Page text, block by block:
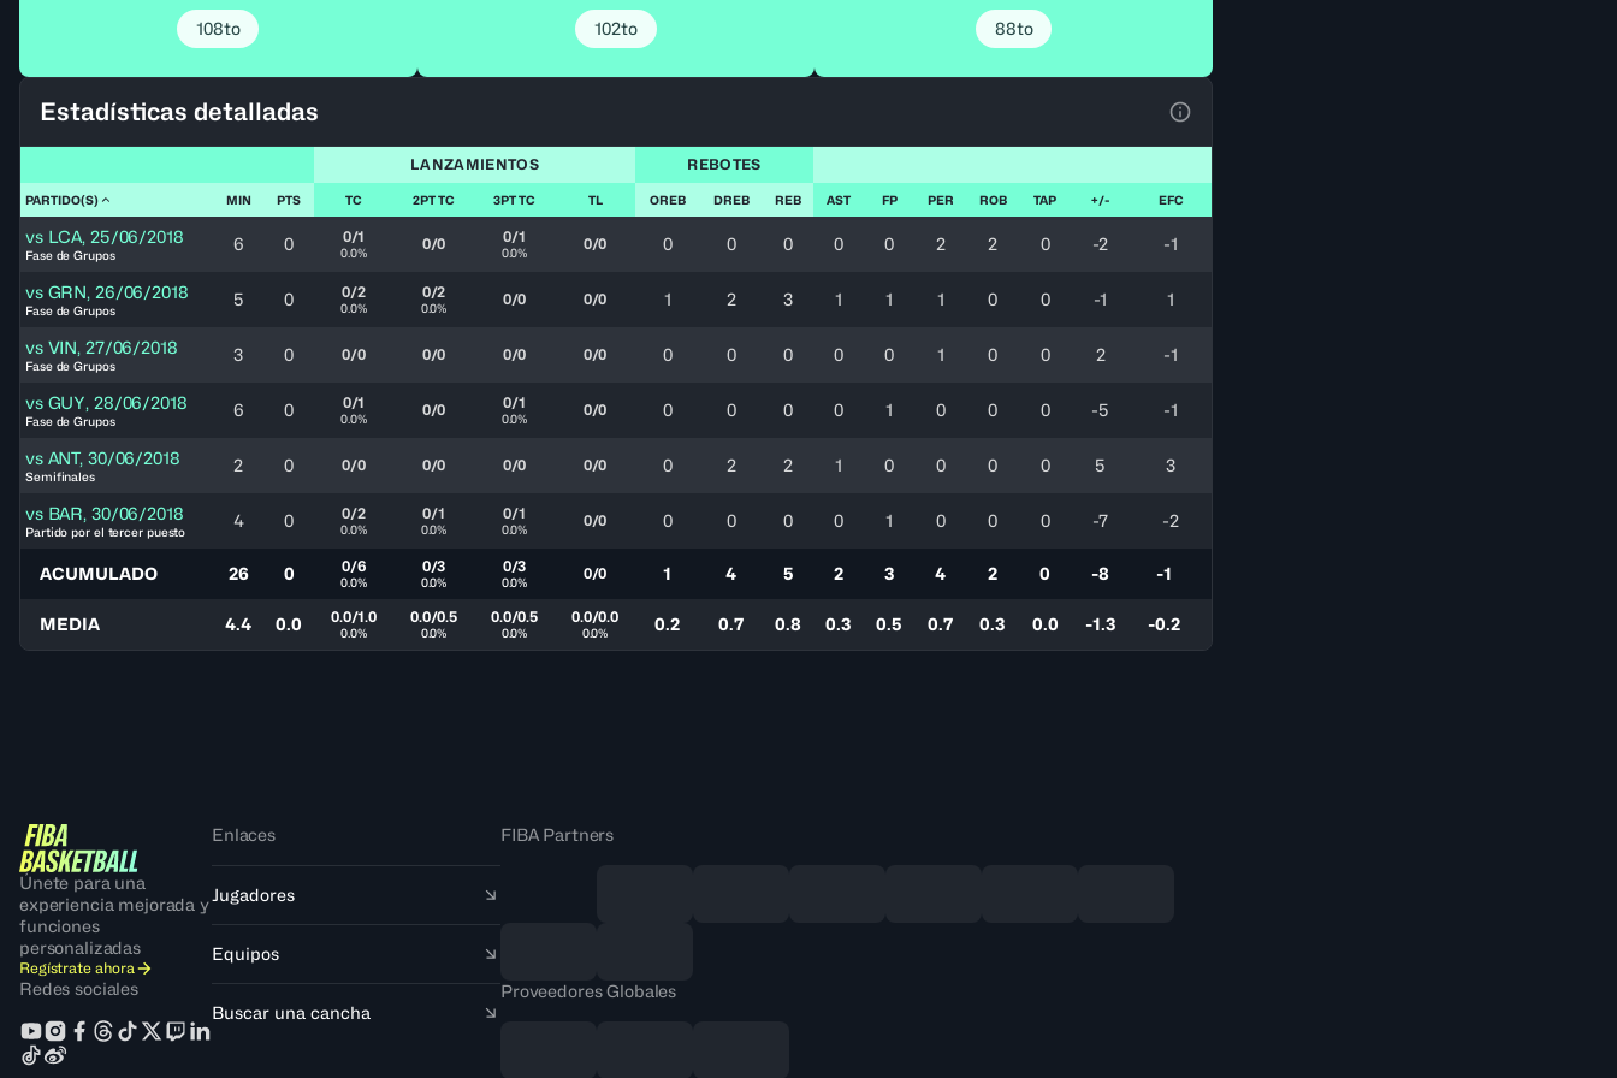
108to 102to 88to
Estadísticas detalladas
LANZAMIENTOS REBOTES
PARTIDO(S) MIN PTS TC 2PT TC 3PT TC TL OREB DREB REB AST FP PER ROB TAP +/- EFC
vs LCA, 25/06/2018
Fase de Grupos
6 0 0/1
0.0% 0/0 0/1
0.0% 0/0 0 0 0 0 0 2 2 0 -2 -1
vs GRN, 26/06/2018
Fase de Grupos
5 0 0/2
0.0%
0/2
0.0% 0/0 0/0 1 2 3 1 1 1 0 0 -1 1
vs VIN, 27/06/2018
Fase de Grupos
3 0 0/0 0/0 0/0 0/0 0 0 0 0 0 1 0 0 2 -1
vs GUY, 28/06/2018
Fase de Grupos
6 0 0/1
0.0% 0/0 0/1
0.0% 0/0 0 0 0 0 1 0 0 0 -5 -1
vs ANT, 30/06/2018
Semifinales
2 0 0/0 0/0 0/0 0/0 0 2 2 1 0 0 0 0 5 3
vs BAR, 30/06/2018
Partido por el tercer puesto
4 0 0/2
0.0%
0/1
0.0%
0/1
0.0% 0/0 0 0 0 0 1 0 0 0 -7 -2
ACUMULADO 26 0 0/6
0.0%
0/3
0.0%
0/3
0.0% 0/0 1 4 5 2 3 4 2 0 -8 -1
MEDIA 4.4 0.0 0.0/1.0
0.0%
0.0/0.5
0.0%
0.0/0.5
0.0%
0.0/0.0
0.0% 0.2 0.7 0.8 0.3 0.5 0.7 0.3 0.0 -1.3 -0.2
Únete para una
experiencia mejorada y
funciones
personalizadas
Regístrate ahora
Redes sociales
Enlaces
Jugadores
Equipos
Buscar una cancha
FIBA Partners
Proveedores Globales